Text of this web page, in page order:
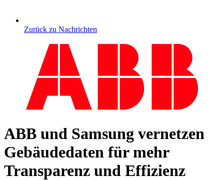
Zurück zu Nachrichten
ABB und Samsung vernetzen
Gebäudedaten für mehr
Transparenz und Effizienz